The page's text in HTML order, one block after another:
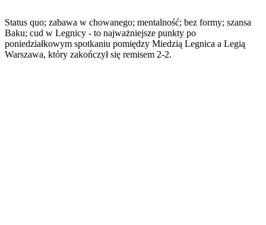
Status quo; zabawa w chowanego; mentalność; bez formy; szansa
Baku; cud w Legnicy - to najważniejsze punkty po
poniedziałkowym spotkaniu pomiędzy Miedzią Legnica a Legią
Warszawa, który zakończył się remisem 2-2.